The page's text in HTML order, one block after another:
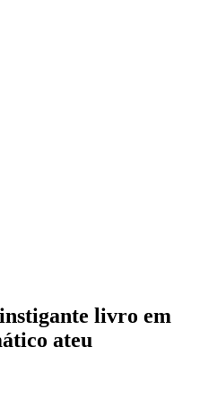
livro em
ateu